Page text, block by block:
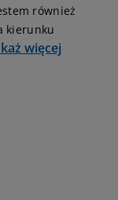
również
kierunku
więcej